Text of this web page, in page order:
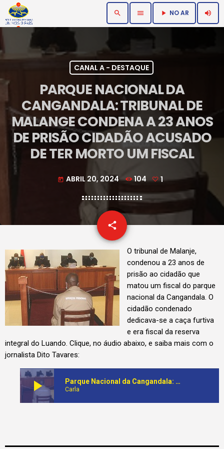
search menu play_arrow NO AR volume_up
CANAL A - DESTAQUE
PARQUE NACIONAL DA
CANGANDALA: TRIBUNAL DE
MALANGE CONDENA A 23 ANOS
DE PRISÃO CIDADÃO ACUSADO
DE TER MORTO UM FISCAL
today ABRIL 20, 2024 104 1
share
email
O tribunal de Malanje,
condenou a 23 anos de
prisão ao cidadão que
matou um fiscal do parque
nacional da Cangandala. O
cidadão condenado
dedicava-se a caça furtiva
e era fiscal da reserva
integral do Luando. Clique, no áudio abaixo, e saiba mais com o
jornalista Dito Tavares:
play_arrow Parque Nacional da Cangandala: Tribunal de Malange condena a 23 anos de prisão cidadão acusado de ter morto um fiscal
Carla